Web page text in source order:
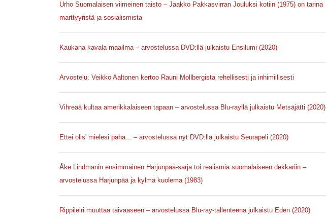
Urho Suomalaisen viimeinen taisto – Jaakko Pakkasvirran Jouluksi kotiin (1975) on tarina
marttyyristä ja sosialismista
Kaukana kavala maailma – arvostelussa DVD:llä julkaistu Ensilumi (2020)
Arvostelu: Veikko Aaltonen kertoo Rauni Mollbergista rehellisesti ja inhimillisesti
Vihreää kultaa amerikkalaiseen tapaan – arvostelussa Blu-rayllä julkaistu Metsäjätti (2020)
Ettei olis' mielesi paha... – arvostelussa nyt DVD:llä julkaistu Seurapeli (2020)
Åke Lindmanin ensimmäinen Harjunpää-sarja toi realismia suomalaiseen dekkariin –
arvostelussa Harjunpää ja kylmä kuolema (1983)
Rippileiri muuttaa taivaaseen – arvostelussa Blu-ray-tallenteena julkaistu Eden (2020)